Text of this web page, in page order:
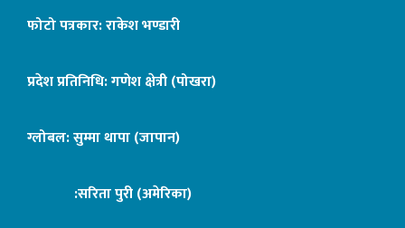
फोटो पत्रकार: राकेश भण्डारी
प्रदेश प्रतिनिधि: गणेश क्षेत्री (पोखरा)
ग्लोबल: सुम्मा थापा (जापान)
:सरिता पुरी (अमेरिका)